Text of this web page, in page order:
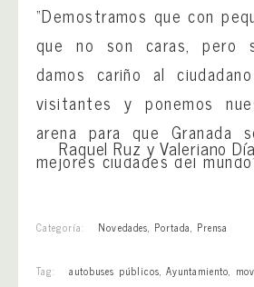
Raquel Ruz y Valeriano
“Demostramos que con
que no son caras, pero
damos cariño al
visitantes y ponemos
arena para que Granada
mejores ciudades del
Categoría: Novedades, Portada, Prensa
Tag: autobuses públicos, Ayuntamiento,